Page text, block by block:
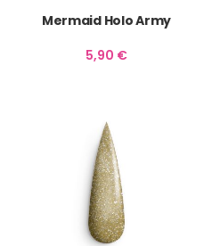
Mermaid Holo Army
5,90 €